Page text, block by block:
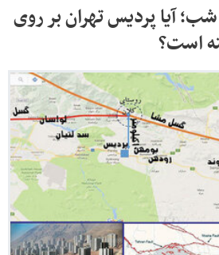
شب؛ آیا پردیس تهران بر روی
است؟